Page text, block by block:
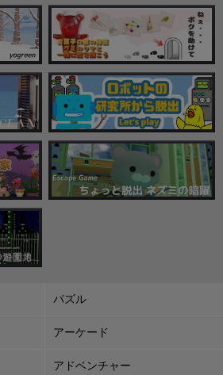
パズル
アーケード
アドベンチャー